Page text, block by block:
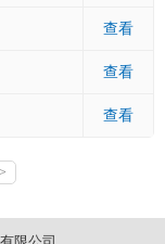
查看
查看
查看